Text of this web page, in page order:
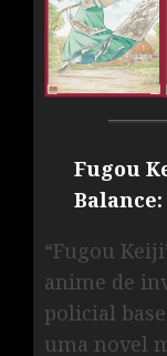
Fugou
“Fugou
anime de
policial
uma novel